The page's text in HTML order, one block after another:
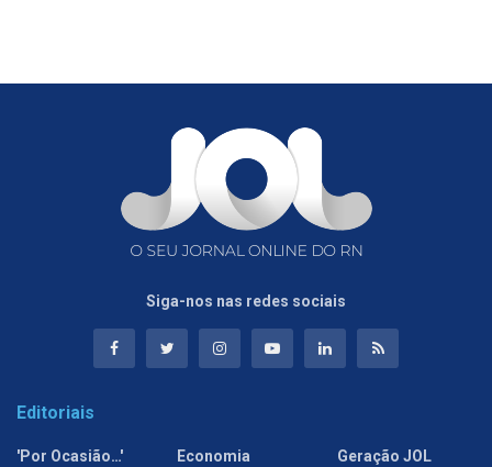
Siga-nos nas redes sociais
Editoriais
'Por Ocasião…' Economia Geração JOL